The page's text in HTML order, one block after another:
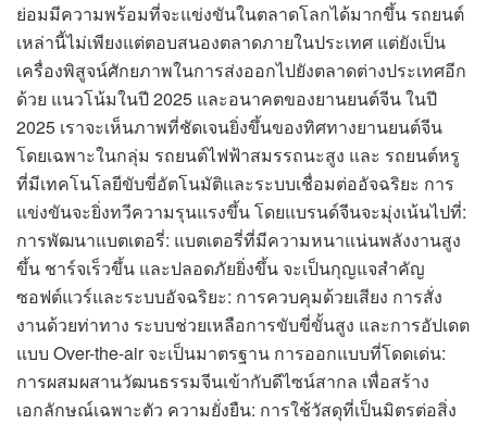
ย่อมมีความพร้อมที่จะแข่งขันในตลาดโลกได้มากขึ้น รถยนต์
เหล่านี้ไม่เพียงแต่ตอบสนองตลาดภายในประเทศ แต่ยังเป็น
เครื่องพิสูจน์ศักยภาพในการส่งออกไปยังตลาดต่างประเทศอีก
ด้วย แนวโน้มในปี 2025 และอนาคตของยานยนต์จีน ในปี
2025 เราจะเห็นภาพที่ชัดเจนยิ่งขึ้นของทิศทางยานยนต์จีน
โดยเฉพาะในกลุ่ม รถยนต์ไฟฟ้าสมรรถนะสูง และ รถยนต์หรู
ที่มีเทคโนโลยีขับขี่อัตโนมัติและระบบเชื่อมต่ออัจฉริยะ การ
แข่งขันจะยิ่งทวีความรุนแรงขึ้น โดยแบรนด์จีนจะมุ่งเน้นไปที่:
การพัฒนาแบตเตอรี่: แบตเตอรี่ที่มีความหนาแน่นพลังงานสูง
ขึ้น ชาร์จเร็วขึ้น และปลอดภัยยิ่งขึ้น จะเป็นกุญแจสำคัญ
ซอฟต์แวร์และระบบอัจฉริยะ: การควบคุมด้วยเสียง การสั่ง
งานด้วยท่าทาง ระบบช่วยเหลือการขับขี่ขั้นสูง และการอัปเดต
แบบ Over-the-air จะเป็นมาตรฐาน การออกแบบที่โดดเด่น:
การผสมผสานวัฒนธรรมจีนเข้ากับดีไซน์สากล เพื่อสร้าง
เอกลักษณ์เฉพาะตัว ความยั่งยืน: การใช้วัสดุที่เป็นมิตรต่อสิ่ง